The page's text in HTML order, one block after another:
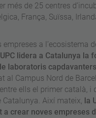
més de 25 centres
França, Suïssa,
a l’ecosistema
UPC lidera a Catalunya la
laboratoris capdavanters
al Campus Nord de
ells el primer català,
Catalunya. Així mateix, la
crear noves empreses